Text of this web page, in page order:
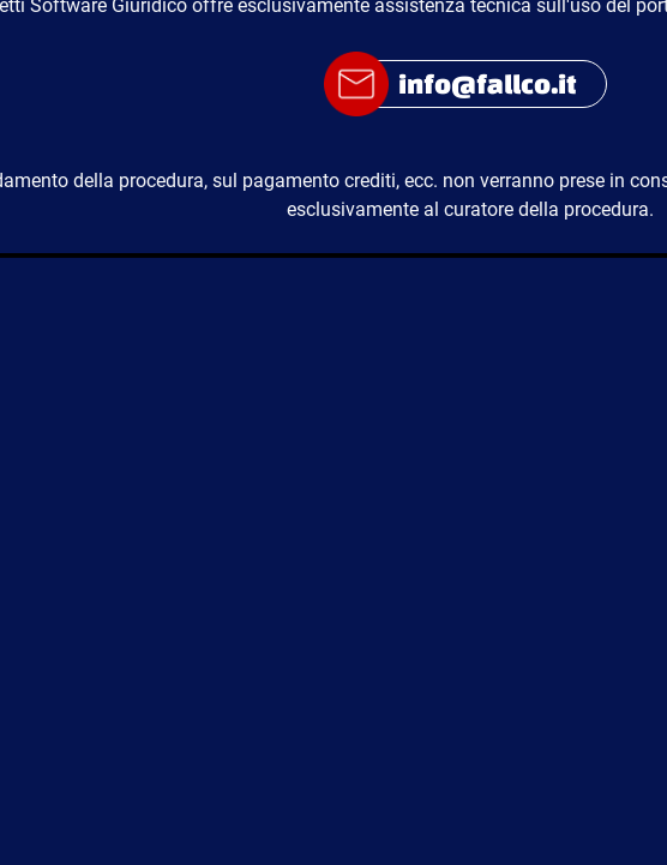
Software Giuridico offre esclusivamente assistenza tecnica sull'uso del
info@fallco.it
della procedura, sul pagamento crediti, ecc. non verranno prese in
esclusivamente al curatore della procedura.